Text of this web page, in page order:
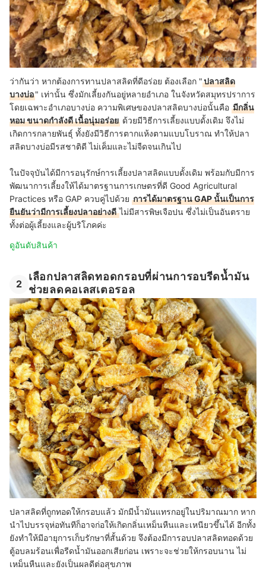
อ้างอิง:shopee.co.th
ว่ากันว่า หากต้องการทานปลาสลิดที่ดีอร่อย ต้องเลือก "ปลาสลิด
บางบ่อ" เท่านั้น ซึ่งมักเลี้ยงกันอยู่หลายอำเภอ ในจังหวัดสมุทรปราการ
โดยเฉพาะอำเภอบางบ่อ ความพิเศษของปลาสลิดบางบ่อนั้นคือ มีกลิ่น
หอม ขนาดกำลังดี เนื้อนุ่มอร่อย ด้วยมีวิธีการเลี้ยงแบบดั้งเดิม จึงไม่
เกิดการกลายพันธุ์ ทั้งยังมีวิธีการตากแห้งตามแบบโบราณ ทำให้ปลา
สลิดบางบ่อมีรสชาติดี ไม่เค็มและไม่จืดจนเกินไป
ในปัจจุบันได้มีการอนุรักษ์การเลี้ยงปลาสลิดแบบดั้งเดิม พร้อมกับมีการ
พัฒนาการเลี้ยงให้ได้มาตรฐานการเกษตรที่ดี Good Agricultural
Practices หรือ GAP ควบคู่ไปด้วย การได้มาตรฐาน GAP นั้นเป็นการ
ยืนยันว่ามีการเลี้ยงปลาอย่างดีไม่มีสารพิษเจือปน ซึ่งไม่เป็นอันตราย
ทั้งต่อผู้เลี้ยงและผู้บริโภคค่ะ
ดูอันดับสินค้า
2
เลือกปลาสลิดทอดกรอบที่ผ่านการอบรีดน้ำมัน
ช่วยลดคอเลสเตอรอล
อ้างอิง:shopee.co.th
ปลาสลิดที่ถูกทอดให้กรอบแล้ว มักมีน้ำมันแทรกอยู่ในปริมาณมาก หาก
นำไปบรรจุห่อทันทีก็อาจก่อให้เกิดกลิ่นเหม็นหืนและเหนียวขึ้นได้ อีกทั้ง
ยังทำให้มีอายุการเก็บรักษาที่สั้นด้วย จึงต้องมีการอบปลาสลิดทอดด้วย
ตู้อบลมร้อนเพื่อรีดน้ำมันออกเสียก่อน เพราะจะช่วยให้กรอบนาน ไม่
เหม็นหืนและยังเป็นผลดีต่อสุขภาพ